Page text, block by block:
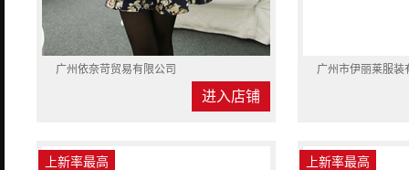
广州依奈苛贸易有限公司
进入店铺
广州市伊丽莱服装
上新率最高 上新率最高